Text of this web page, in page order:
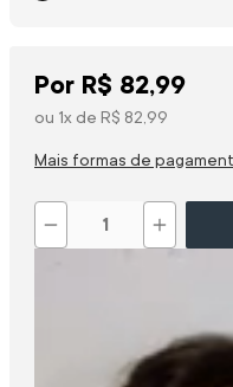
Por R$ 82,99
ou 1x de R$ 82 99
Mais formas de
＋
－